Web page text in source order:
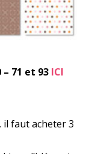
71 et 93 ICI
faut acheter 3